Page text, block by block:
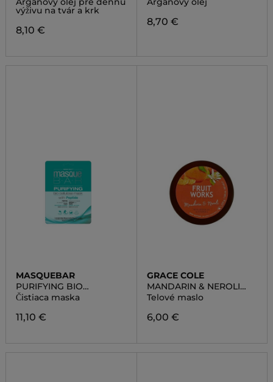
výživu na tvár a krk
8,10 €
8,70 €
MASQUEBAR
PURIFYING BIO
CELLULOSE SHEET MASK
Čistiaca maska
11,10 €
GRACE COLE
MANDARIN & NEROLI
BODY BUTTER
Telové maslo
6,00 €